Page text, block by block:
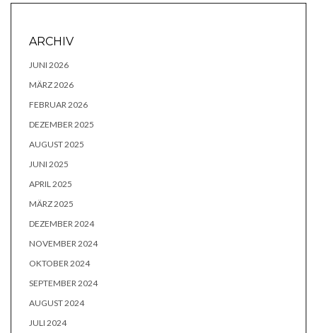
ARCHIV
JUNI 2026
MÄRZ 2026
FEBRUAR 2026
DEZEMBER 2025
AUGUST 2025
JUNI 2025
APRIL 2025
MÄRZ 2025
DEZEMBER 2024
NOVEMBER 2024
OKTOBER 2024
SEPTEMBER 2024
AUGUST 2024
JULI 2024